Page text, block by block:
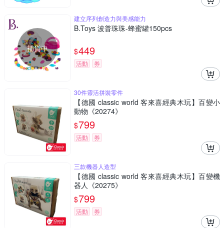
補貨中
建立序列創造力與美感能力
B.Toys 波普珠珠-蜂蜜罐150pcs
$449
活動 券
30件靈活拼裝零件
【德國 classic world 客來喜經典木玩】百變小
動物《20274》
$799
活動 券
三款機器人造型
【德國 classic world 客來喜經典木玩】百變機
器人《20275》
$799
活動 券